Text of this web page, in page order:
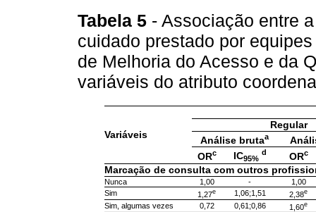
Tabela 5 - Associação entre
cuidado prestado por
de Melhoria do Acesso e da
variáveis do atributo
Variáveis
Regular
Análise brutaa
ORc IC95%
d ORc
Marcação de consulta com outros
Nunca 1,00 -
1,00
Sim
1,27e 1,06;1,51 2,38e
Sim, algumas vezes 0,72 0,61;0,86 1,60e